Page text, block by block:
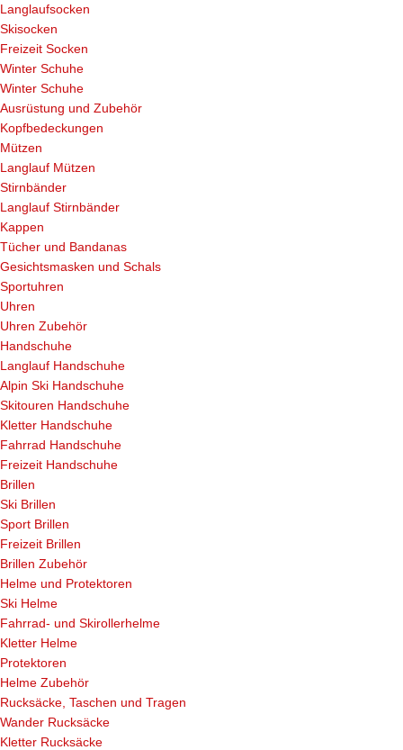
Langlaufsocken
Skisocken
Freizeit Socken
Winter Schuhe
Winter Schuhe
Ausrüstung und Zubehör
Kopfbedeckungen
Mützen
Langlauf Mützen
Stirnbänder
Langlauf Stirnbänder
Kappen
Tücher und Bandanas
Gesichtsmasken und Schals
Sportuhren
Uhren
Uhren Zubehör
Handschuhe
Langlauf Handschuhe
Alpin Ski Handschuhe
Skitouren Handschuhe
Kletter Handschuhe
Fahrrad Handschuhe
Freizeit Handschuhe
Brillen
Ski Brillen
Sport Brillen
Freizeit Brillen
Brillen Zubehör
Helme und Protektoren
Ski Helme
Fahrrad- und Skirollerhelme
Kletter Helme
Protektoren
Helme Zubehör
Rucksäcke, Taschen und Tragen
Wander Rucksäcke
Kletter Rucksäcke